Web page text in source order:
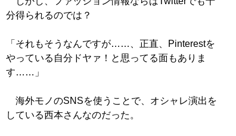
分得られるのでは？
「それもそうなんですが……、正直、Pinterestを
やっている自分ドヤァ！と思ってる面もありま
す……」
海外モノのSNSを使うことで、オシャレ演出を
している西本さんなのだった。